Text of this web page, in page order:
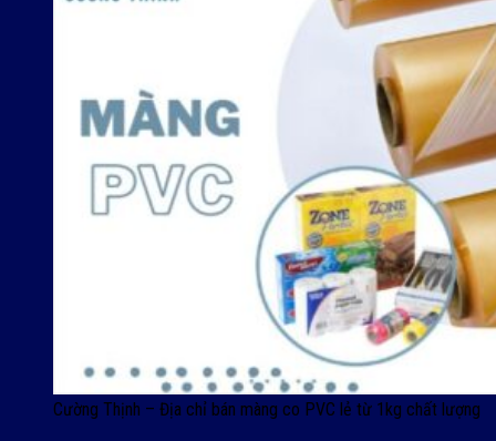
Cường Thịnh – Địa chỉ bán màng co PVC lẻ từ 1kg chất lượng